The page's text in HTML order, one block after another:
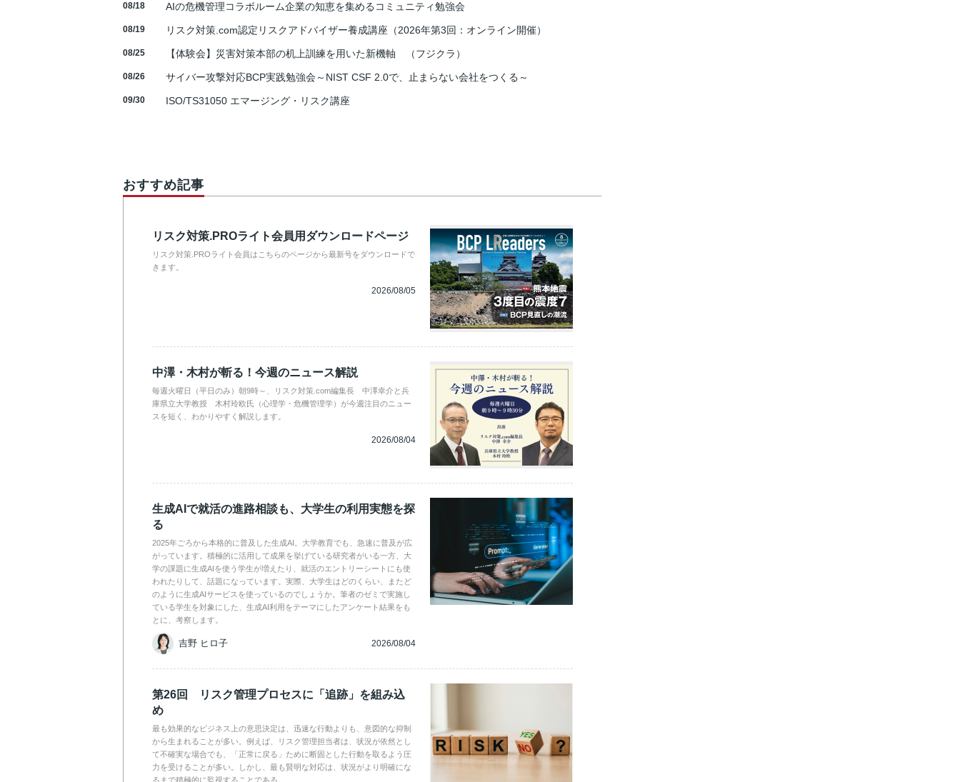
08/18 AIの危機管理コラボルーム企業の知恵を集めるコミュニティ勉強会
08/19 リスク対策.com認定リスクアドバイザー養成講座（2026年第3回：オンライン開催）
08/25 【体験会】災害対策本部の机上訓練を用いた新機軸 （フジクラ）
08/26 サイバー攻撃対応BCP実践勉強会～NIST CSF 2.0で、止まらない会社をつくる～
09/30 ISO/TS31050 エマージング・リスク講座
おすすめ記事
リスク対策.PROライト会員用ダウンロードページ
リスク対策.PROライト会員はこちらのページから最新号をダウンロードで
きます。
2026/08/05
中澤・木村が斬る！今週のニュース解説
毎週火曜日（平日のみ）朝9時～、リスク対策.com編集長 中澤幸介と兵
庫県立大学教授 木村玲欧氏（心理学・危機管理学）が今週注目のニュー
スを短く、わかりやすく解説します。
2026/08/04
生成AIで就活の進路相談も、大学生の利用実態を探
る
2025年ごろから本格的に普及した生成AI。大学教育でも、急速に普及が広
がっています。積極的に活用して成果を挙げている研究者がいる一方、大
学の課題に生成AIを使う学生が増えたり、就活のエントリーシートにも使
われたりして、話題になっています。実際、大学生はどのくらい、またど
のように生成AIサービスを使っているのでしょうか。筆者のゼミで実施し
ている学生を対象にした、生成AI利用をテーマにしたアンケート結果をも
とに、考察します。
吉野 ヒロ子 2026/08/04
第26回 リスク管理プロセスに「追跡」を組み込
め
最も効果的なビジネス上の意思決定は、迅速な行動よりも、意図的な抑制
から生まれることが多い。例えば、リスク管理担当者は、状況が依然とし
て不確実な場合でも、「正常に戻る」ために断固とした行動を取るよう圧
力を受けることが多い。しかし、最も賢明な対応は、状況がより明確にな
るまで積極的に監視することである。